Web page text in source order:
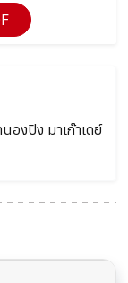
องปิง มาเก๊าเดย์